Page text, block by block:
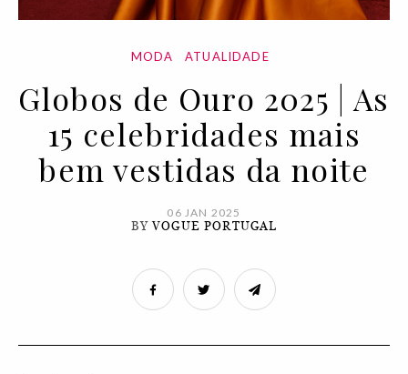
MODA ATUALIDADE
Globos de Ouro 2025 | As
15 celebridades mais
bem vestidas da noite
06 JAN 2025
BYVOGUE PORTUGAL